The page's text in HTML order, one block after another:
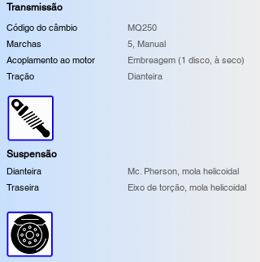
Transmissão
Código do câmbio
MQ250
Marchas
5, Manual
Acoplamento ao motor
Embreagem (1 disco, à seco)
Tração
Dianteira
Suspensão
Dianteira
Mc. Pherson, mola helicoidal
Traseira
Eixo de torção, mola helicoidal